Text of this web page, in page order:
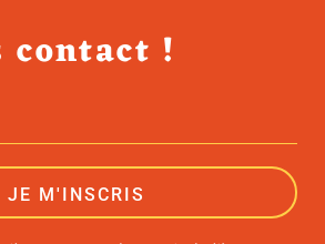
contact !
JE M'INSCRIS